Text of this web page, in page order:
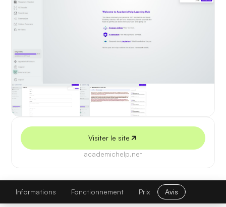
5 juillet 2026
Visiter le site
academichelp.net
AcademicHelp AI Writer
Visiter le site
Informations
Fonctionnement Prix Avis